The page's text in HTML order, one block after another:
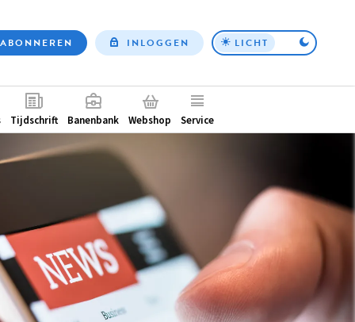
Top
ABONNEREN INLOGGEN LICHT
Tijdschrift Banenbank Webshop Service